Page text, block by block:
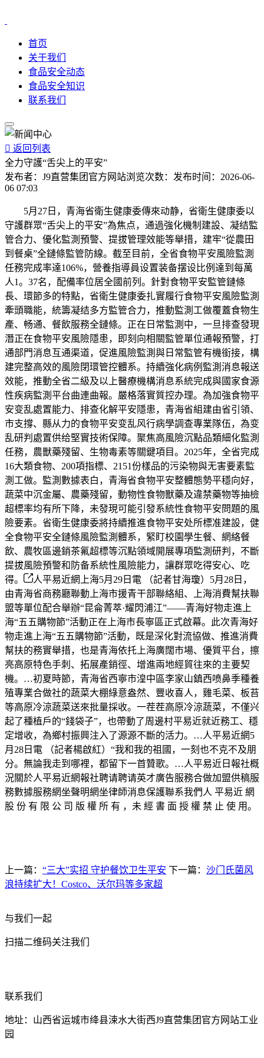
首页
关于我们
食品安全动态
食品安全知识
联系我们
 返回列表
全力守護“舌尖上的平安”
发布者： J9直营集团官方网站浏览次数： 发布时间： 2026-06-
06 07:03
5月27日，青海省衛生健康委傳來动静，省衛生健康委以
守護群眾“舌尖上的平安”為焦点，通過強化機制建設、凝结監
管合力、優化監測預警、提拔管理效能等舉措，建牢“從農田
到餐桌”全鏈條監管防線。截至目前，全省食物平安風險監測
任務完成率達106%，營養指導員设置装备摆设比例達到每萬
人1。37名，配備率位居全國前列。針對食物平安監管鏈條
長、環節多的特點，省衛生健康委扎實履行食物平安風險監測
牽頭職能，統籌凝结多方監管合力，推動監測工做覆蓋食物生
產、畅通、餐飲服務全鏈條。正在日常監測中，一旦排查發現
潛正在食物平安風險隱患，即刻向相關監管單位通報預警，打
通部門消息互通渠道，促進風險監測與日常監管有機銜接，構
建完整高效的風險閉環管控體系。持續強化病例監測消息報送
效能，推動全省二級及以上醫療機構消息系統完成與國家食源
性疾病監測平台曲連曲報。嚴格落實質控办理。為加強食物平
安变乱處置能力、排查化解平安隱患，青海省組建由省引領、
市支撐、縣从力的食物平安变乱风行病學調查專業隊伍，為变
乱研判處置供给堅實技術保障。聚焦高風險沉點品類細化監測
任務，農獸藥殘留、生物毒素等關鍵項目。2025年，全省完成
16大類食物、200項指標、2151份樣品的污染物與无害要素監
測工做。監測數據表白，青海省食物平安整體態勢平穩向好，
蔬菜中沉金屬、農藥殘留，動物性食物獸藥及違禁藥物等抽檢
超標率均有所下降，未發現可能引發系統性食物平安問題的風
險要素。省衛生健康委將持續推進食物平安处所標准建設，健
全食物平安全鏈條風險監測體系，緊盯校園學生餐、網絡餐
飲、農牧區邊銷茶氟超標等沉點領域開展專項監測研判，不斷
提拔風險預警和防备系統性風險能力，讓群眾吃得安心、吃
得。
人平易近網上海5月29日電 （記者甘海瓊）5月28日，
由青海省商務廳聯動上海市援青干部聯絡組、上海消費幫扶聯
盟等單位配合舉辦“昆侖菁萃·耀閃浦江”——青海好物走進上
海“五五購物節”活動正在上海市長寧區正式啟幕。此次青海好
物走進上海“五五購物節”活動，既是深化對流協做、推進消費
幫扶的務實舉措，也是青海依托上海廣闊市場、優質平台，擦
亮高原特色手刺、拓展產銷徑、增進兩地經貿往來的主要契
機。…初夏時節，青海省西寧市湟中區李家山鎮西喷鼻季種養
殖專業合做社的蔬菜大棚綠意盎然、豐收喜人，雞毛菜、板苔
等高原冷涼蔬菜送來批量採收。一茬茬高原冷涼蔬菜，不僅兴
起了種植戶的“錢袋子”，也帶動了周邊村平易近就近務工、穩
定增收，為鄉村振興注入了源源不斷的活力。…人平易近網5
月28日電 （記者楊啟紅）“我和我的祖國，一刻也不克不及朋
分。無論我走到哪裡，都留下一首贊歌。…人平易近日報社概
況關於人平易近網報社聘请聘请英才廣告服務合做加盟供稿服
務數據服務網坐聲明網坐律師消息保護聯系我們人 平易近 網
股 份 有 限 公 司 版 權 所 有 ，未 經 書 面 授 權 禁 止 使 用。
上一篇： “三大”实招 守护餐饮卫生平安 下一篇： 沙门氏菌风
浪持续扩大！Costco、沃尔玛等多家超
与我们一起
扫描二维码关注我们
联系我们
地址：山西省运城市绛县涑水大街西J9直营集团官方网站工业
园